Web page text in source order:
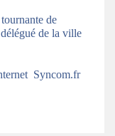
de
de la ville
Syncom.fr